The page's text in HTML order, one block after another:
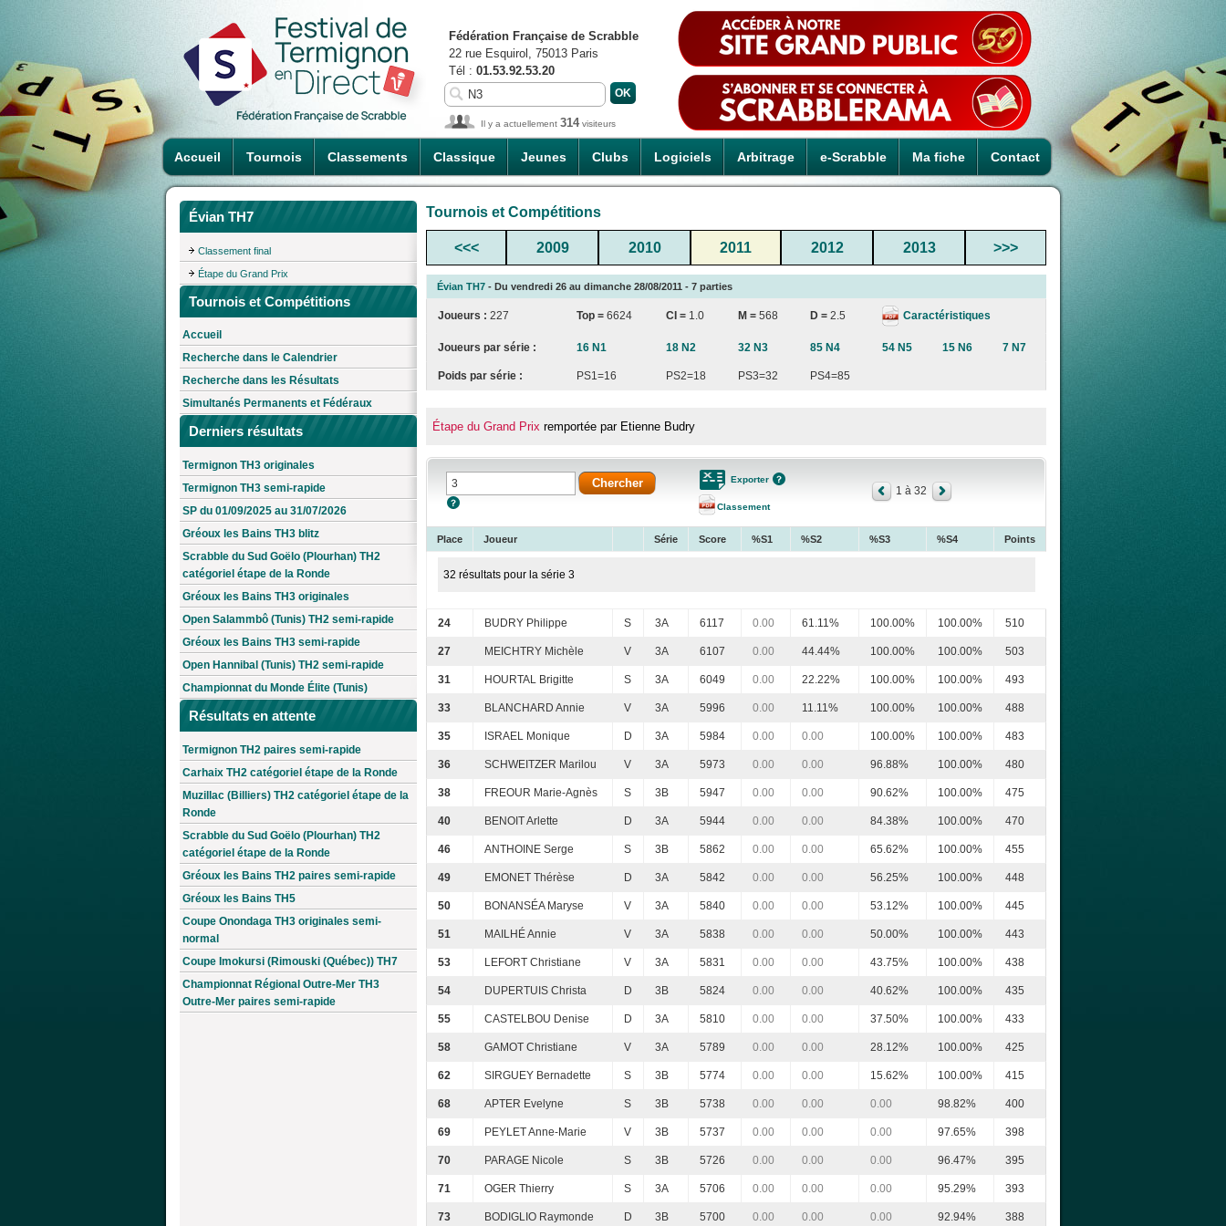
Accueil Tournois Classements Classique Jeunes Clubs Logiciels Arbitrage e-Scrabble Ma fiche Contact
Fédération Française de Scrabble
22 rue Esquirol, 75013 Paris
Tél : 01.53.92.53.20
Il y a actuellement 314visiteurs
Évian TH7
Classement final
Étape du Grand Prix
Tournois et Compétitions
Accueil
Recherche dans le Calendrier
Recherche dans les Résultats
Simultanés Permanents et Fédéraux
Derniers résultats
Termignon TH3 originales
Termignon TH3 semi-rapide
SP du 01/09/2025 au 31/07/2026
Gréoux les Bains TH3 blitz
Scrabble du Sud Goëlo (Plourhan) TH2
catégoriel étape de la Ronde
Gréoux les Bains TH3 originales
Open Salammbô (Tunis) TH2 semi-rapide
Gréoux les Bains TH3 semi-rapide
Open Hannibal (Tunis) TH2 semi-rapide
Championnat du Monde Élite (Tunis)
Résultats en attente
Termignon TH2 paires semi-rapide
Carhaix TH2 catégoriel étape de la Ronde
Muzillac (Billiers) TH2 catégoriel étape de la
Ronde
Scrabble du Sud Goëlo (Plourhan) TH2
catégoriel étape de la Ronde
Gréoux les Bains TH2 paires semi-rapide
Gréoux les Bains TH5
Coupe Onondaga TH3 originales semi-
normal
Coupe Imokursi (Rimouski (Québec)) TH7
Championnat Régional Outre-Mer TH3
Outre-Mer paires semi-rapide
Tournois et Compétitions
<<< 2009 2010 2011 2012 2013 >>>
Évian TH7 - Du vendredi 26 au dimanche 28/08/2011 - 7 parties
Joueurs : 227 Top = 6624 CI = 1.0 M = 568 D = 2.5 Caractéristiques
Joueurs par série : 16 N1 18 N2 32 N3 85 N4 54 N5 15 N6 7 N7
Poids par série : PS1=16 PS2=18 PS3=32 PS4=85
Étape du Grand Prix remportée par Etienne Budry
Exporter
Classement
1 à 32
Place Joueur Série Score %S1 %S2 %S3 %S4 Points
32 résultats pour la série 3
24 BUDRY Philippe S 3A 6117 0.00 61.11% 100.00% 100.00% 510
27 MEICHTRY Michèle V 3A 6107 0.00 44.44% 100.00% 100.00% 503
31 HOURTAL Brigitte S 3A 6049 0.00 22.22% 100.00% 100.00% 493
33 BLANCHARD Annie V 3A 5996 0.00 11.11% 100.00% 100.00% 488
35 ISRAEL Monique D 3A 5984 0.00 0.00 100.00% 100.00% 483
36 SCHWEITZER Marilou V 3A 5973 0.00 0.00 96.88% 100.00% 480
38 FREOUR Marie-Agnès S 3B 5947 0.00 0.00 90.62% 100.00% 475
40 BENOIT Arlette D 3A 5944 0.00 0.00 84.38% 100.00% 470
46 ANTHOINE Serge S 3B 5862 0.00 0.00 65.62% 100.00% 455
49 EMONET Thérèse D 3A 5842 0.00 0.00 56.25% 100.00% 448
50 BONANSÉA Maryse V 3A 5840 0.00 0.00 53.12% 100.00% 445
51 MAILHÉ Annie V 3A 5838 0.00 0.00 50.00% 100.00% 443
53 LEFORT Christiane V 3A 5831 0.00 0.00 43.75% 100.00% 438
54 DUPERTUIS Christa D 3B 5824 0.00 0.00 40.62% 100.00% 435
55 CASTELBOU Denise D 3A 5810 0.00 0.00 37.50% 100.00% 433
58 GAMOT Christiane V 3A 5789 0.00 0.00 28.12% 100.00% 425
62 SIRGUEY Bernadette S 3B 5774 0.00 0.00 15.62% 100.00% 415
68 APTER Evelyne S 3B 5738 0.00 0.00 0.00 98.82% 400
69 PEYLET Anne-Marie V 3B 5737 0.00 0.00 0.00 97.65% 398
70 PARAGE Nicole S 3B 5726 0.00 0.00 0.00 96.47% 395
71 OGER Thierry S 3A 5706 0.00 0.00 0.00 95.29% 393
73 BODIGLIO Raymonde D 3B 5700 0.00 0.00 0.00 92.94% 388